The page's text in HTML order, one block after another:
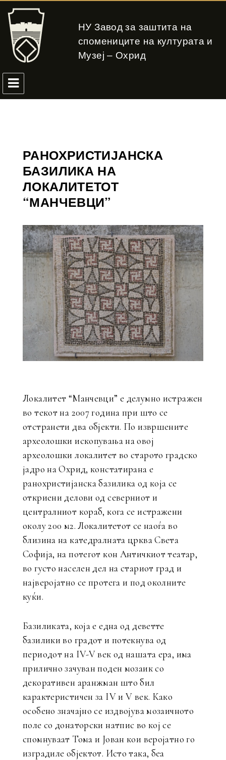
НУ Завод за заштита на
спомениците на културата и
Музеј – Охрид
РАНОХРИСТИЈАНСКА
БАЗИЛИКА НА
ЛОКАЛИТЕТОТ
“МАНЧЕВЦИ”
Локалитет “Манчевци” е делумно истражен
во текот на 2007 година при што се
отстранети два објекти. По извршените
археолошки ископувања на овој
археолошки локалитет во старото градско
јадро на Охрид, констатирана е
ранохристијанска базилика од која се
откриени делови од северниот и
централниот кораб, кога се истражени
околу 200 м2. Локалитетот се наоѓа во
близина на катедралната црква Света
Софија, на потегот кон Античкиот театар,
во густо населен дел на стариот град и
најверојатно се протега и под околните
куќи.
Базиликата, која е една од деветте
базилики во градот и потекнува од
периодот на IV-V век од нашата ера, има
прилично зачуван поден мозаик со
декоративен аранжман што бил
карактеристичен за IV и V век. Како
особено значајно се издвојува мозаичното
поле со донаторски натпис во кој се
спомнуваат Тома и Јован кои веројатно го
изградиле објектот. Исто така, беа